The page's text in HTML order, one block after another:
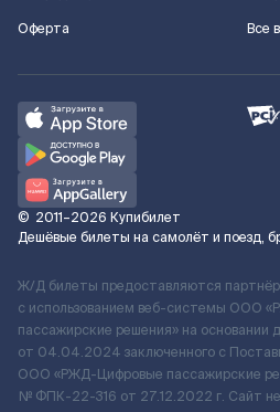
Оферта
Все
© 2011–2026 Купибилет
Дешёвые билеты на самолёт и поезд,
Ж/Д билеты предоставляются
с использованием веб-системы ООО
пассажирские решения» на
от 04.04.2024 заключенного с
ООО «РЖД-Цифровые пассажирские
№ ФПК-22-316 от 27.12.2022 г. Сайт